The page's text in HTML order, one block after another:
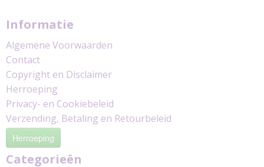
Informatie
Algemene Voorwaarden
Contact
Copyright en Disclaimer
Herroeping
Privacy- en Cookiebeleid
Verzending, Betaling en Retourbeleid
Herroeping
Categorieën